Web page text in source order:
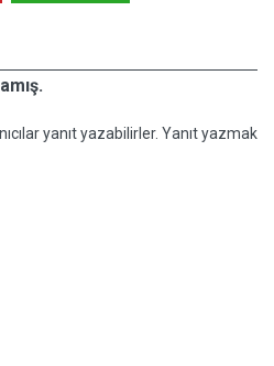
yanıt yazabilirler. Yanıt yazmak